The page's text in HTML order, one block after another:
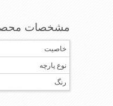
مشخصات
خاصیت
نوع پارچه
رنگ